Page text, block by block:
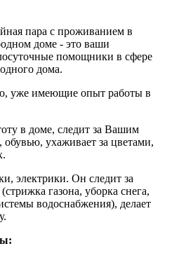
пара с проживанием в
доме - это ваши
помощники в сфере
дома.
уже имеющие опыт работы в
в доме, следит за Вашим
обувью, ухаживает за цветами,
электрики. Он следит за
газона, уборка снега,
водоснабжения), делает